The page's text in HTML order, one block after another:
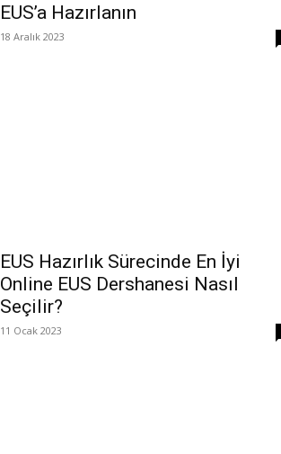
EUS’a Hazırlanın
18 Aralık 2023
EUS Hazırlık Sürecinde En İyi
Online EUS Dershanesi Nasıl
Seçilir?
11 Ocak 2023